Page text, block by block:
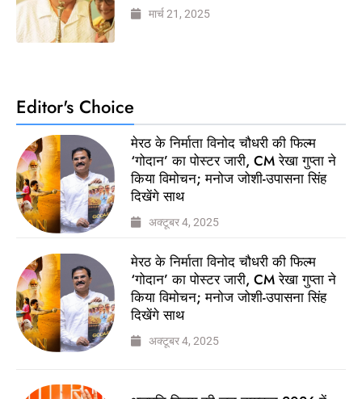
मार्च 21, 2025
Editor's Choice
मेरठ के निर्माता विनोद चौधरी की फिल्म
‘गोदान’ का पोस्टर जारी, CM रेखा गुप्ता ने
किया विमोचन; मनोज जोशी-उपासना सिंह
दिखेंगे साथ
अक्टूबर 4, 2025
मेरठ के निर्माता विनोद चौधरी की फिल्म
‘गोदान’ का पोस्टर जारी, CM रेखा गुप्ता ने
किया विमोचन; मनोज जोशी-उपासना सिंह
दिखेंगे साथ
अक्टूबर 4, 2025